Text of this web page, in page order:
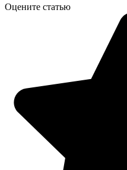
Оцените статью